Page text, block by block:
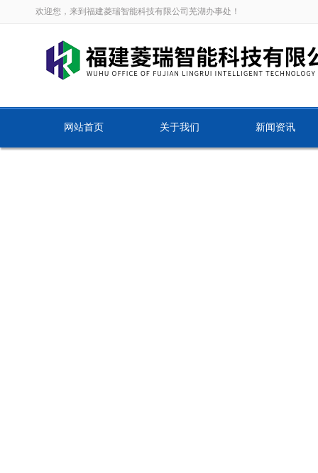
欢迎您，来到福建菱瑞智能科技有限公司芜湖办事处！
网站首页 关于我们 新闻资讯